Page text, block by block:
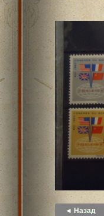
◄ Назад